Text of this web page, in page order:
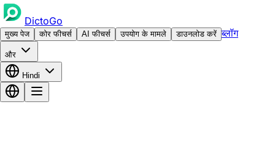
DictoGo
मुख्य पेज कोर फीचर्स AI फीचर्स उपयोग के मामले डाउनलोड करें ब्लॉग
और
Hindi